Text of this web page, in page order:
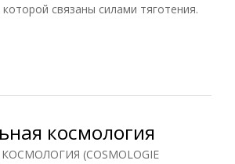
связаны силами тяготения.
космология
(COSMOLOGIE